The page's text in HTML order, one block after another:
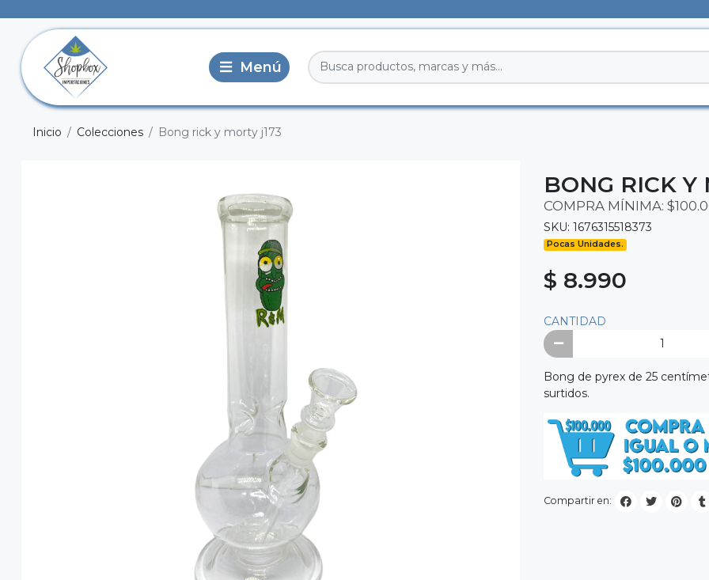
Inicio Colecciones Bong rick y morty j173
BONG RICK Y
COMPRA MÍNIMA:
SKU: 1676315518373
Pocas Unidades.
$ 8.990
CANTIDAD
Bong de pyrex de 25
surtidos.
Compartir en: